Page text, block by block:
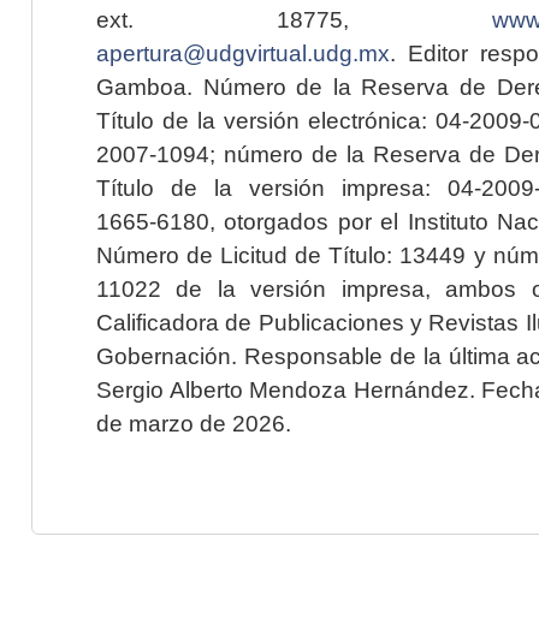
ext. 18775,
apertura@udgvirtual.udg.mx. Editor
Gamboa. Número de la Reserva de
Título de la versión electrónica: 04-2009-
2007-1094; número de la Reserva de
Título de la versión impresa: 04-2009-
1665-6180, otorgados por el Instituto
Número de Licitud de Título: 13449 y
11022 de la versión impresa, ambos
Calificadora de Publicaciones y Revistas
Gobernación. Responsable de la última
Sergio Alberto Mendoza Hernández.
de marzo de 2026.